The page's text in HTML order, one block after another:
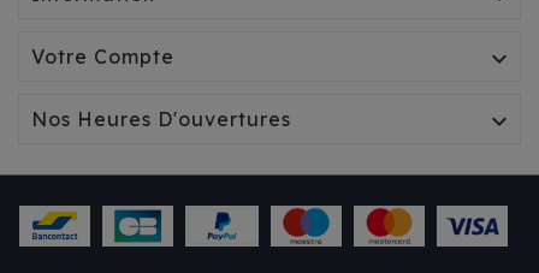
Votre Compte 
Nos Heures D'ouvertures 